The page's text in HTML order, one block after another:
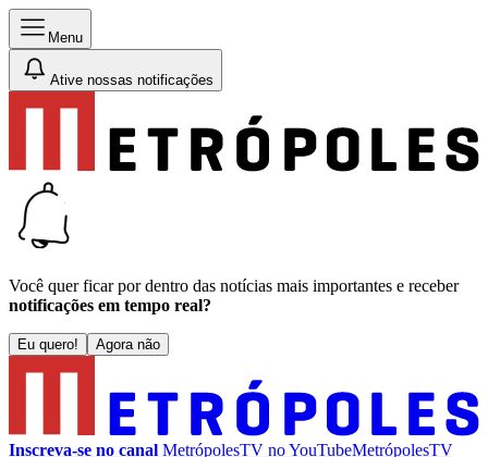
Menu
Ative nossas notificações
Você quer ficar por dentro das notícias mais importantes e receber
notificações em tempo real?
Eu quero! Agora não
Inscreva-se no canal MetrópolesTV noYouTubeMetrópolesTV